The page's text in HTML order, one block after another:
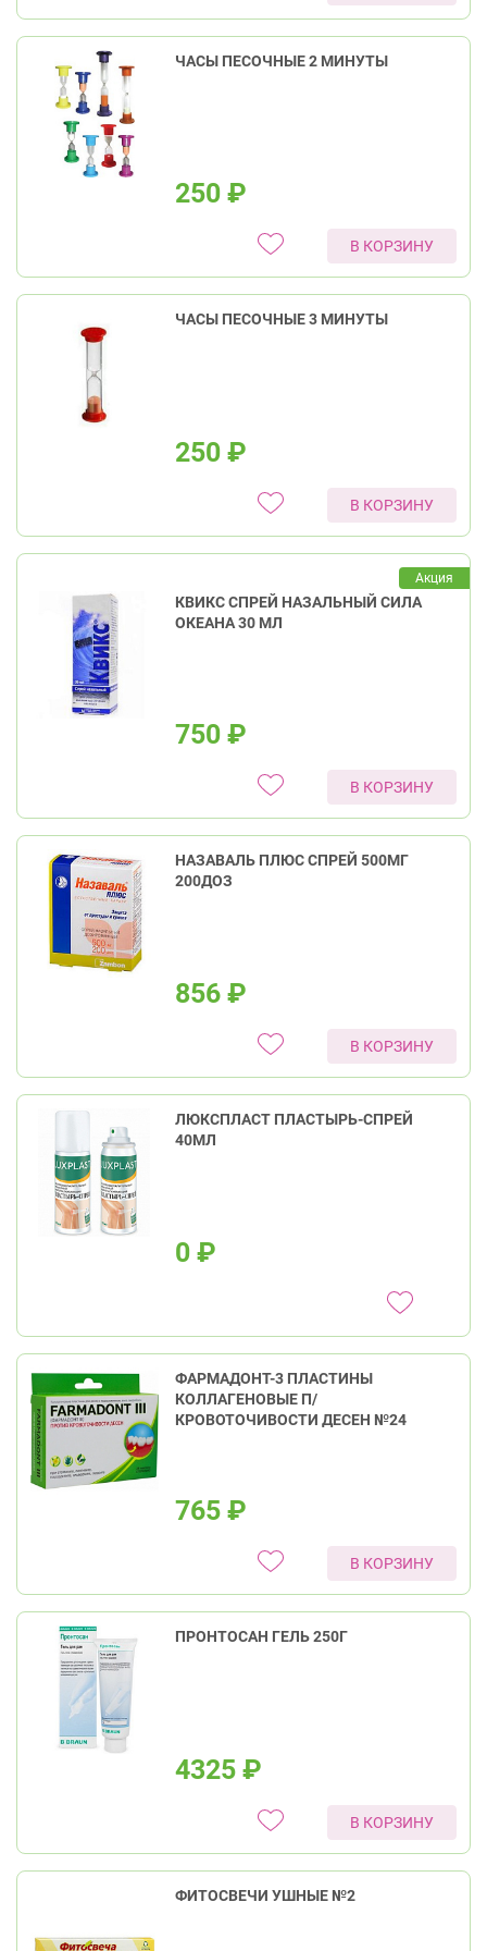
ЧАСЫ ПЕСОЧНЫЕ 2 МИНУТЫ
250 ₽
В КОРЗИНУ
ЧАСЫ ПЕСОЧНЫЕ 3 МИНУТЫ
250 ₽
В КОРЗИНУ
Акция
КВИКС СПРЕЙ НАЗАЛЬНЫЙ СИЛА
ОКЕАНА 30 МЛ
750 ₽
В КОРЗИНУ
НАЗАВАЛЬ ПЛЮС СПРЕЙ 500МГ
200ДОЗ
856 ₽
В КОРЗИНУ
ЛЮКСПЛАСТ ПЛАСТЫРЬ-СПРЕЙ
40МЛ
0 ₽
ФАРМАДОНТ-3 ПЛАСТИНЫ
КОЛЛАГЕНОВЫЕ П/
КРОВОТОЧИВОСТИ ДЕСЕН №24
765 ₽
В КОРЗИНУ
ПРОНТОСАН ГЕЛЬ 250Г
4325 ₽
В КОРЗИНУ
ФИТОСВЕЧИ УШНЫЕ №2